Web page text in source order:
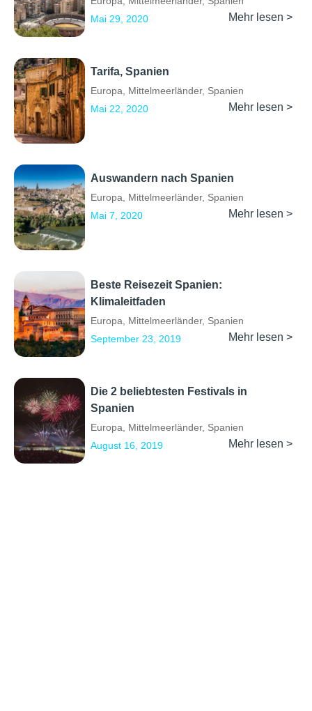
Mai 29, 2020
Mehr lesen >
Tarifa, Spanien
Europa, Mittelmeerländer, Spanien
Mai 22, 2020
Mehr lesen >
Auswandern nach Spanien
Europa, Mittelmeerländer, Spanien
Mai 7, 2020
Mehr lesen >
Beste Reisezeit Spanien:
Klimaleitfaden
Europa, Mittelmeerländer, Spanien
September 23, 2019
Mehr lesen >
Die 2 beliebtesten Festivals in
Spanien
Europa, Mittelmeerländer, Spanien
August 16, 2019
Mehr lesen >